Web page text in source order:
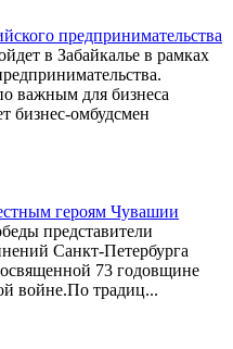
предпринимательства
в Забайкалье в рамках
важным для бизнеса
бизнес-омбудсмен
героям Чувашии
представители
Санкт-Петербурга
73 годовщине
войне.По традиц...